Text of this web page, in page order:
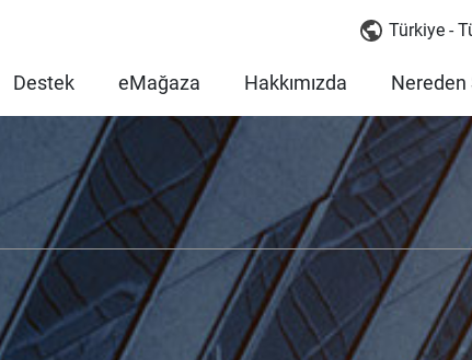
Türkiye -
Destek eMağaza Hakkımızda Nereden